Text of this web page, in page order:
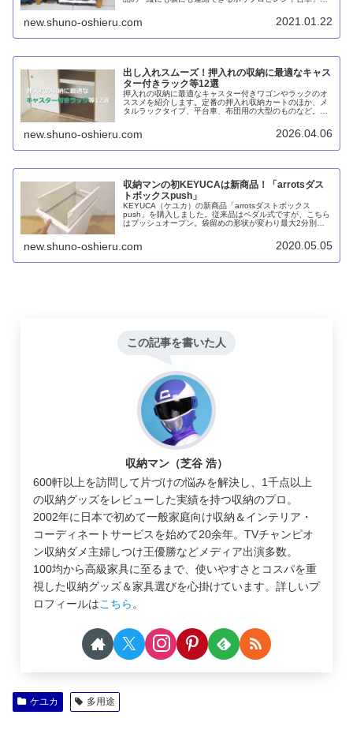
new.shuno-oshieru.com 2021.01.22
出し入れスムーズ！押入れの収納に最適なキャス
ター付きラック等12選
押入れの収納に最適なキャスター付きワゴンやラックのオ
ススメを紹介します。定番の押入れ収納カートのほか、メ
タルラックタイプ、平台車、布団用の大型のものなど。天
new.shuno-oshieru.com 2026.04.06
収納マンの初KEYUCAは新商品！「arrotsダス
トボックスpush」
KEYUCA（ケユカ）の新商品「arrotsダストボックス
push」を購入しました。従来品はペダル式ですが、こちら
はプッシュオープン。袋留めの形状が変わり最大2分別
new.shuno-oshieru.com 2020.05.05
この記事を書いた人
収納マン（芝谷 浩）
600軒以上を訪問して片づけの悩みを解決し、1千点以上
の収納グッズをレビューした実績を持つ収納のプロ。
2002年に日本で初めて一般家庭向け収納＆インテリア・
コーディネートサービスを始めて20余年。TVチャンピオ
ン収納ダメ主婦しつけ王優勝などメディア出演多数。
100均から高級家具に至るまで、使いやすさとコスパを重
視した収納グッズ＆家具選びを心掛けています。詳しいプ
ロフィールはこちら 。
ケユカ 多用途